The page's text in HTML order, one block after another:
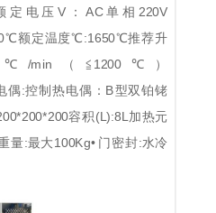
定电压V：AC单相220V
额定温度℃:1650℃推荐升
min（≦1200℃）
偶:控制热电偶：B型双铂铑
容积(L):8L 加热元
量:最大100Kg• 门密封:水冷